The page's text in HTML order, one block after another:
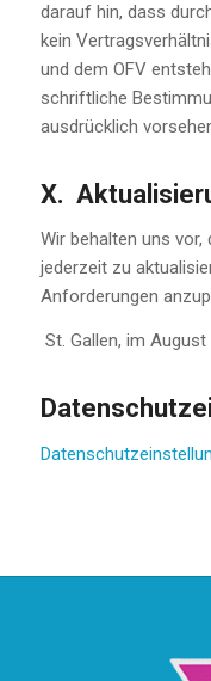
darauf hin, dass
kein
und dem OFV
schriftliche
ausdrücklich
X.
Wir behalten uns
jederzeit zu
Anforderungen
St. Gallen, im August